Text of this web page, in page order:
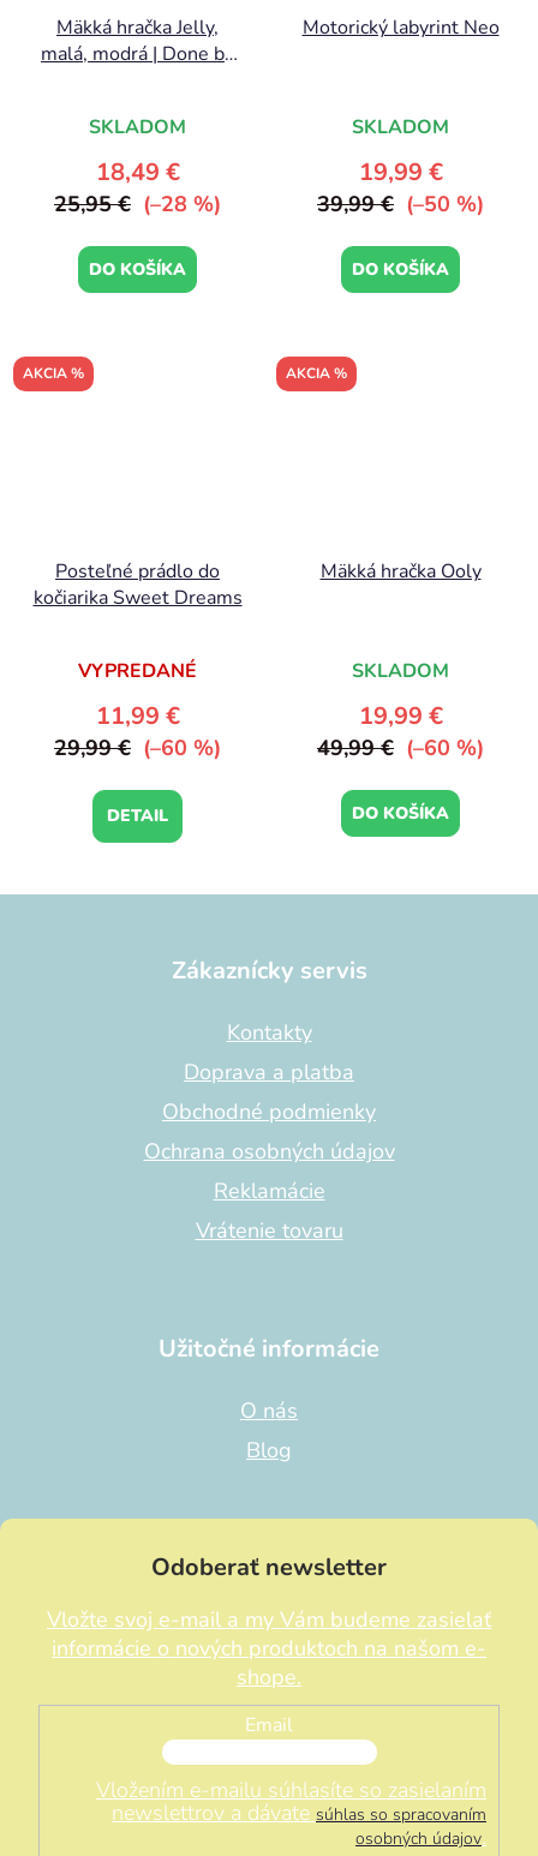
Mäkká hračka Jelly,
malá, modrá | Done by
SKLADOM
18,49 €
25,95 € (–28 %)
DO KOŠÍKA
Motorický labyrint Neo
SKLADOM
19,99 €
39,99 € (–50 %)
DO KOŠÍKA
AKCIA %
Posteľné prádlo do
kočiarika Sweet Dreams
VYPREDANÉ
11,99 €
29,99 € (–60 %)
DETAIL
AKCIA %
Mäkká hračka Ooly
SKLADOM
19,99 €
49,99 € (–60 %)
DO KOŠÍKA
Zákaznícky servis
Kontakty
Doprava a platba
Obchodné podmienky
Ochrana osobných údajov
Reklamácie
Vrátenie tovaru
Užitočné informácie
O nás
Blog
Odoberať newsletter
Vložte svoj e-mail a my Vám budeme zasielať
informácie o nových produktoch na našom e-
shope.
Email
Vložením e-mailu súhlasíte so zasielaním
newslettrov a dávate súhlas so spracovaním
osobných údajov.